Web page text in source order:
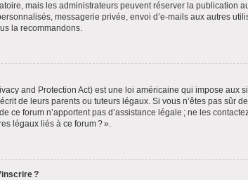
mais les administrateurs peuvent réserver la
messagerie privée, envoi d’e-mails aux autres
la recommandons.
and Protection Act) est une loi américaine qui impose
de leurs parents ou tuteurs légaux. Si vous n’êtes pas sûr
ce forum n’apportent pas d’assistance légale ; ne les
légaux liés à ce forum ? ».
?